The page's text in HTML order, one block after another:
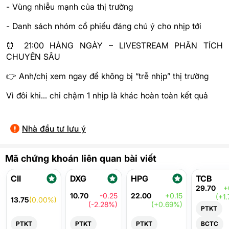
- Vùng nhiễu mạnh của thị trường
- Danh sách nhóm cổ phiếu đáng chú ý cho nhịp tới
⏰ 21:00 HÀNG NGÀY – LIVESTREAM PHÂN TÍCH
CHUYÊN SÂU
👉 Anh/chị xem ngay để không bị “trễ nhịp” thị trường
Vì đôi khi… chỉ chậm 1 nhịp là khác hoàn toàn kết quả
Nhà đầu tư lưu ý
Mã chứng khoán liên quan bài viết
CII
13.75(0.00%)
PTKT
DXG
10.70
-0.25
(-2.28%)
PTKT
HPG
22.00
+0.15
(+0.69%)
PTKT
TCB
29.70
PTKT
BCTC